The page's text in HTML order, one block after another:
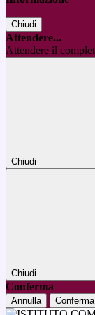
Chiudi
Attendere...
Attendere il
Chiudi
Chiudi
Conferma
Annulla Conferma